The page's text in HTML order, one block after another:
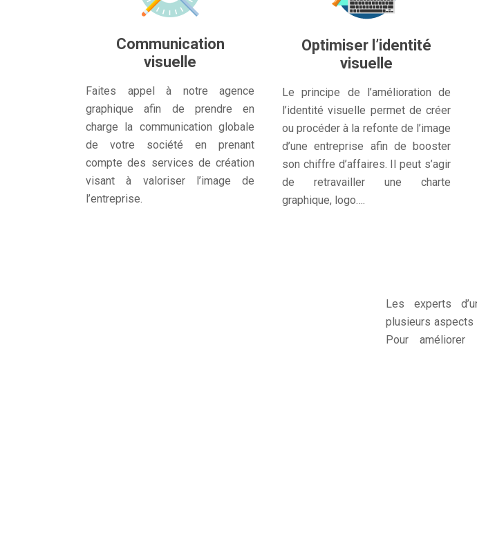
Communication
visuelle
Faites appel à notre agence
graphique afin de prendre en
charge la communication globale
de votre société en prenant
compte des services de création
visant à valoriser l’image de
l’entreprise.
Optimiser l’identité
visuelle
Le principe de l’amélioration de
l’identité visuelle permet de créer
ou procéder à la refonte de l’image
d’une entreprise afin de booster
son chiffre d’affaires. Il peut s’agir
de retravailler une charte
graphique, logo….
Les experts
plusieurs aspects
Pour améliorer